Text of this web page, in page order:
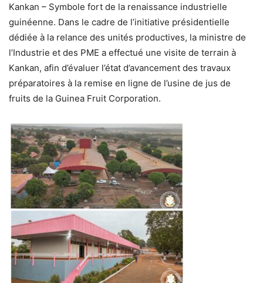
Kankan – Symbole fort de la renaissance industrielle
guinéenne. Dans le cadre de l’initiative présidentielle
dédiée à la relance des unités productives, la ministre de
l’Industrie et des PME a effectué une visite de terrain à
Kankan, afin d’évaluer l’état d’avancement des travaux
préparatoires à la remise en ligne de l’usine de jus de
fruits de la Guinea Fruit Corporation.